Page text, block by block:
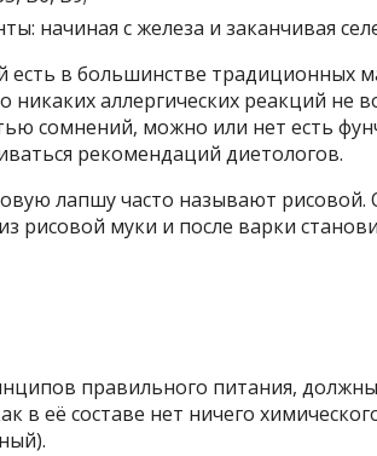
начиная с железа и заканчивая
есть в большинстве традиционных
никаких аллергических реакций не
сомнений, можно или нет есть
рекомендаций диетологов.
лапшу часто называют рисовой.
рисовой муки и после варки
правильного питания,
в её составе нет ничего